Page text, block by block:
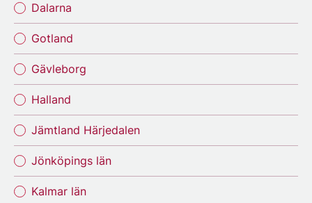
Dalarna
Gotland
Gävleborg
Halland
Jämtland Härjedalen
Jönköpings län
Kalmar län